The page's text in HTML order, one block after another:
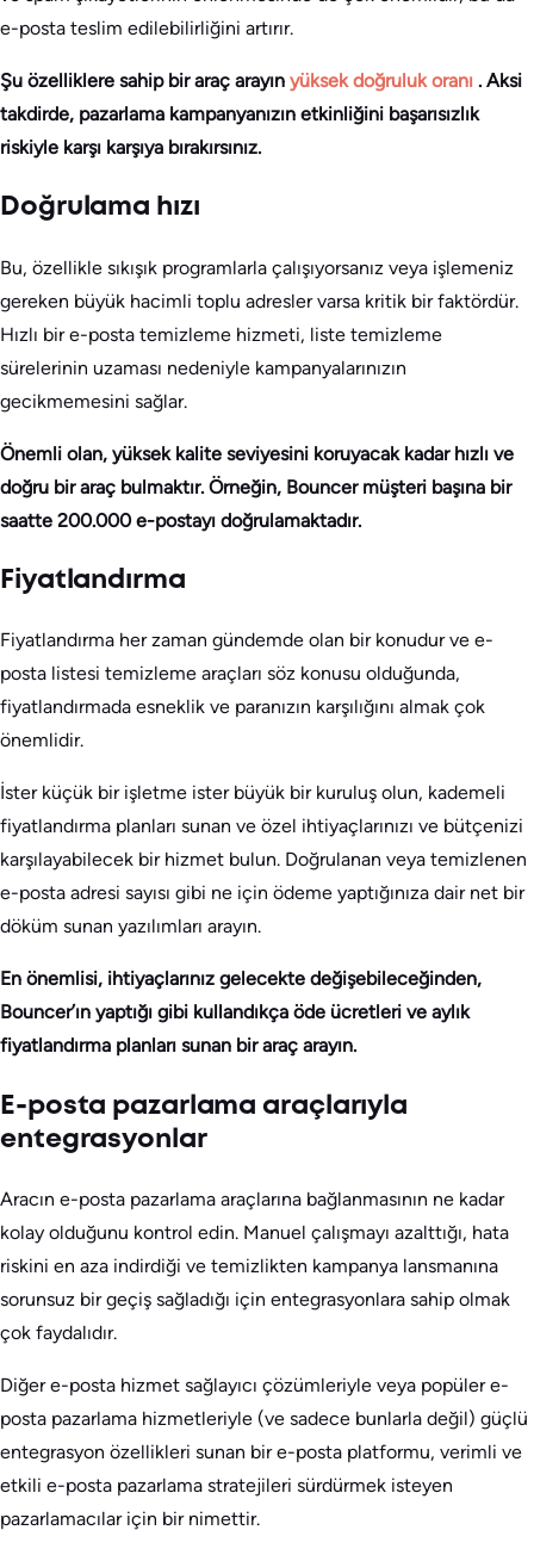
e-posta teslim edilebilirliğini artırır.
Şu özelliklere sahip bir araç arayın yüksek doğruluk oranı . Aksi
takdirde, pazarlama kampanyanızın etkinliğini başarısızlık
riskiyle karşı karşıya bırakırsınız.
Doğrulama hızı
Bu, özellikle sıkışık programlarla çalışıyorsanız veya işlemeniz
gereken büyük hacimli toplu adresler varsa kritik bir faktördür.
Hızlı bir e-posta temizleme hizmeti, liste temizleme
sürelerinin uzaması nedeniyle kampanyalarınızın
gecikmemesini sağlar.
Önemli olan, yüksek kalite seviyesini koruyacak kadar hızlı ve
doğru bir araç bulmaktır. Örneğin, Bouncer müşteri başına bir
saatte 200.000 e-postayı doğrulamaktadır.
Fiyatlandırma
Fiyatlandırma her zaman gündemde olan bir konudur ve e-
posta listesi temizleme araçları söz konusu olduğunda,
fiyatlandırmada esneklik ve paranızın karşılığını almak çok
önemlidir.
İster küçük bir işletme ister büyük bir kuruluş olun, kademeli
fiyatlandırma planları sunan ve özel ihtiyaçlarınızı ve bütçenizi
karşılayabilecek bir hizmet bulun. Doğrulanan veya temizlenen
e-posta adresi sayısı gibi ne için ödeme yaptığınıza dair net bir
döküm sunan yazılımları arayın.
En önemlisi, ihtiyaçlarınız gelecekte değişebileceğinden,
Bouncer’ın yaptığı gibi kullandıkça öde ücretleri ve aylık
fiyatlandırma planları sunan bir araç arayın.
E-posta pazarlama araçlarıyla
entegrasyonlar
Aracın e-posta pazarlama araçlarına bağlanmasının ne kadar
kolay olduğunu kontrol edin. Manuel çalışmayı azalttığı, hata
riskini en aza indirdiği ve temizlikten kampanya lansmanına
sorunsuz bir geçiş sağladığı için entegrasyonlara sahip olmak
çok faydalıdır.
Diğer e-posta hizmet sağlayıcı çözümleriyle veya popüler e-
posta pazarlama hizmetleriyle (ve sadece bunlarla değil) güçlü
entegrasyon özellikleri sunan bir e-posta platformu, verimli ve
etkili e-posta pazarlama stratejileri sürdürmek isteyen
pazarlamacılar için bir nimettir.